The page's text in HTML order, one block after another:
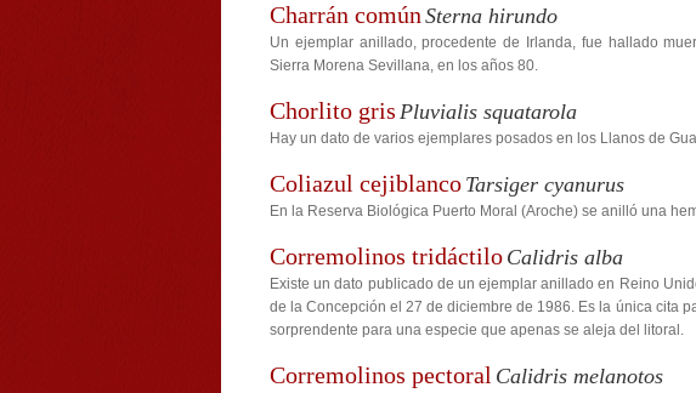
Charrán común Sterna hirundo
Un ejemplar anillado, procedente de Irlanda, fue hallado
Sierra Morena Sevillana, en los años 80.
Chorlito gris Pluvialis squatarola
Hay un dato de varios ejemplares posados en los Llanos de
Coliazul cejiblanco Tarsiger cyanurus
En la Reserva Biológica Puerto Moral (Aroche) se anilló una
Corremolinos tridáctilo Calidris alba
Existe un dato publicado de un ejemplar anillado en Reino
de la Concepción el 27 de diciembre de 1986. Es la única cita
sorprendente para una especie que apenas se aleja del litoral.
Corremolinos pectoral Calidris melanotos